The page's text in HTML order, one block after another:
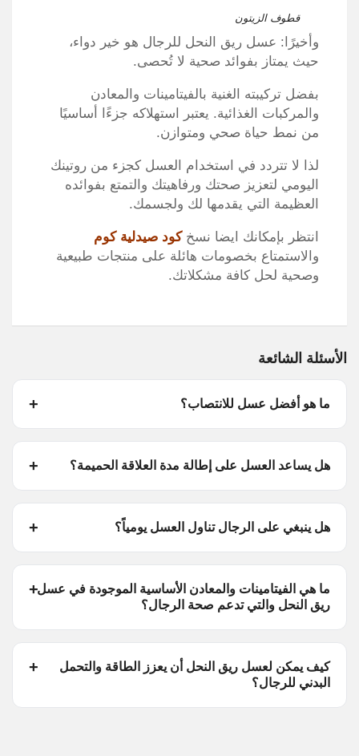
قطوف الزيتون
وأخيرًا: عسل ريق النحل للرجال هو خير دواء،
حيث يمتاز بفوائد صحية لا تُحصى.
بفضل تركيبته الغنية بالفيتامينات والمعادن
والمركبات الغذائية. يعتبر استهلاكه جزءًا أساسيًا
من نمط حياة صحي ومتوازن.
لذا لا تتردد في استخدام العسل كجزء من روتينك
اليومي لتعزيز صحتك ورفاهيتك والتمتع بفوائده
العظيمة التي يقدمها لك ولجسمك.
انتظر بإمكانك ايضا نسخكود صيدلية كوم
والاستمتاع بخصومات هائلة على منتجات طبيعية
وصحية لحل كافة مشكلاتك.
الأسئلة الشائعة
ما هو أفضل عسل للانتصاب؟
هل يساعد العسل على إطالة مدة العلاقة الحميمة؟
هل ينبغي على الرجال تناول العسل يومياً؟
ما هي الفيتامينات والمعادن الأساسية الموجودة في عسل
ريق النحل والتي تدعم صحة الرجال؟
كيف يمكن لعسل ريق النحل أن يعزز الطاقة والتحمل
البدني للرجال؟